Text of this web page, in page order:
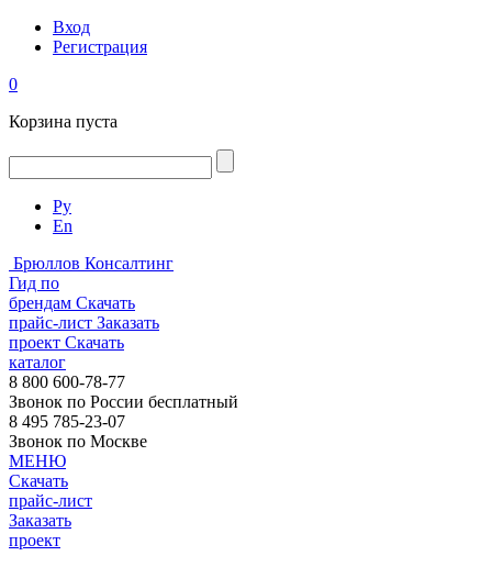
Вход
Регистрация
0
Корзина пуста
Ру
En
Брюллов Консалтинг
Гид по
брендам Скачать
прайс-лист Заказать
проект Скачать
каталог
8 800 600-78-77
Звонок по России бесплатный
8 495 785-23-07
Звонок по Москве
МЕНЮ
Скачать
прайс-лист
Заказать
проект